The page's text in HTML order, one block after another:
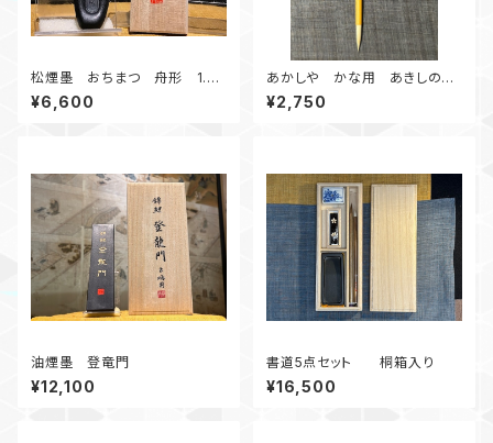
松煙墨 おちまつ 舟形 1.0
丁形
¥6,600
あかしや かな用 あきしの
(玉毛）
¥2,750
油煙墨 登竜門
¥12,100
書道5点セット 桐箱入り
¥16,500